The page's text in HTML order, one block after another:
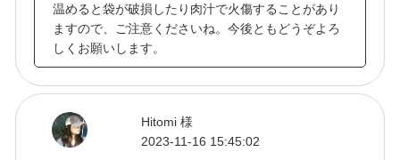
温めると袋が破損したり肉汁で火傷することがあり
ますので、ご注意くださいね。今後ともどうぞよろ
しくお願いします。
Hitomi 様
2023-11-16 15:45:02